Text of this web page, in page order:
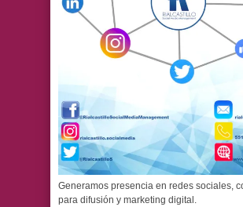
Generamos presencia en redes sociales,
para difusión y marketing digital.